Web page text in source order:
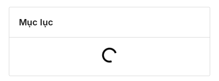
Mục lục